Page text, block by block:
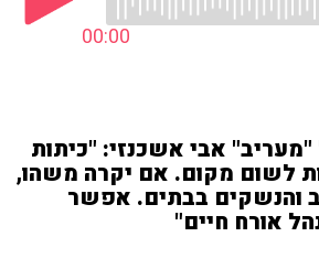
00:00
אבי אשכנזי: "כיתות
לשום מקום. אם יקרה משהו,
והנשקים בבתים. אפשר
אורח חיים"